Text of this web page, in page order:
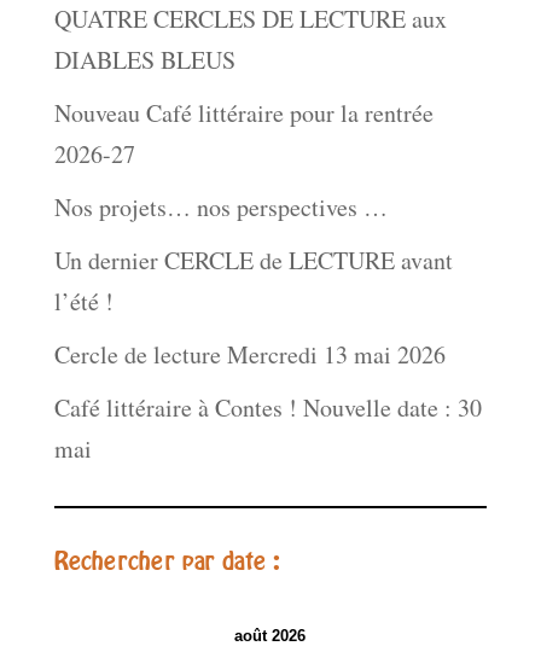
QUATRE CERCLES DE LECTURE aux
DIABLES BLEUS
Nouveau Café littéraire pour la rentrée
2026-27
Nos projets… nos perspectives …
Un dernier CERCLE de LECTURE avant
l’été !
Cercle de lecture Mercredi 13 mai 2026
Café littéraire à Contes ! Nouvelle date : 30
mai
Rechercher par date :
août 2026